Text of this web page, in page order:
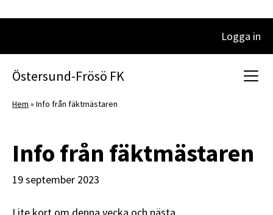
Huvudnavigering
Logga in
Östersund-Frösö FK
Hem » Info från fäktmästaren
Info från fäktmästaren
19 september 2023